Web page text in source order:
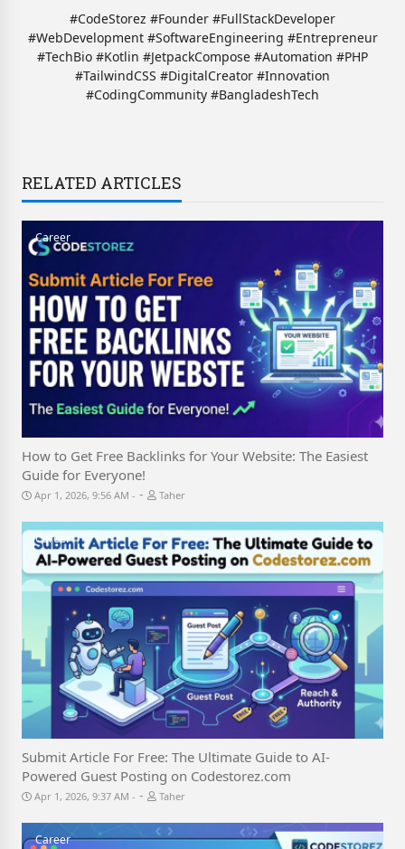
#CodeStorez #Founder #FullStackDeveloper
#WebDevelopment #SoftwareEngineering #Entrepreneur
#TechBio #Kotlin #JetpackCompose #Automation #PHP
#TailwindCSS #DigitalCreator #Innovation
#CodingCommunity #BangladeshTech
RELATED ARTICLES
Career
How to Get Free Backlinks for Your Website: The Easiest
Guide for Everyone!
Apr 1, 2026, 9:56 AM - Taher
Career
Submit Article For Free: The Ultimate Guide to AI-
Powered Guest Posting on Codestorez.com
Apr 1, 2026, 9:37 AM - Taher
Career